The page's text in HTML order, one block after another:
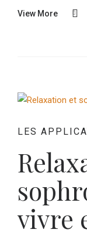
View More
LES
vivre